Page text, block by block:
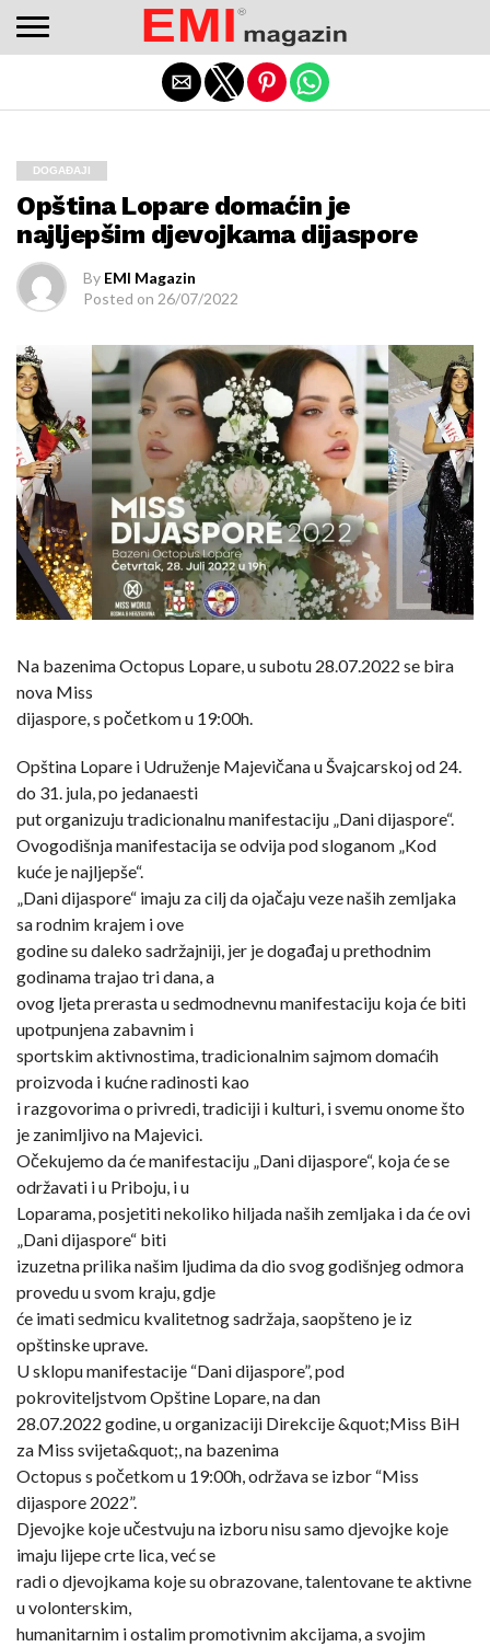
Adres değişikliklerinden haberdar olmak için
kontrol edilmeli.
DOGAĐAJI
Opština Lopare domaćin je
najljepšim djevojkama dijaspore
By EMI Magazin
Posted on 26/07/2022
Na bazenima Octopus Lopare, u subotu 28.07.2022 se bira
nova Miss
dijaspore, s početkom u 19:00h.
Opština Lopare i Udruženje Majevičana u Švajcarskoj od 24.
do 31. jula, po jedanaesti
put organizuju tradicionalnu manifestaciju „Dani dijaspore“.
Ovogodišnja manifestacija se odvija pod sloganom „Kod
kuće je najljepše“.
„Dani dijaspore“ imaju za cilj da ojačaju veze naših zemljaka
sa rodnim krajem i ove
godine su daleko sadržajniji, jer je događaj u prethodnim
godinama trajao tri dana, a
ovog ljeta prerasta u sedmodnevnu manifestaciju koja će biti
upotpunjena zabavnim i
sportskim aktivnostima, tradicionalnim sajmom domaćih
proizvoda i kućne radinosti kao
i razgovorima o privredi, tradiciji i kulturi, i svemu onome što
je zanimljivo na Majevici.
Očekujemo da će manifestaciju „Dani dijaspore“, koja će se
održavati i u Priboju, i u
Loparama, posjetiti nekoliko hiljada naših zemljaka i da će ovi
„Dani dijaspore“ biti
izuzetna prilika našim ljudima da dio svog godišnjeg odmora
provedu u svom kraju, gdje
će imati sedmicu kvalitetnog sadržaja, saopšteno je iz
opštinske uprave.
U sklopu manifestacije “Dani dijaspore”, pod
pokroviteljstvom Opštine Lopare, na dan
28.07.2022 godine, u organizaciji Direkcije &quot;Miss BiH
za Miss svijeta&quot;, na bazenima
Octopus s početkom u 19:00h, održava se izbor “Miss
dijaspore 2022”.
Djevojke koje učestvuju na izboru nisu samo djevojke koje
imaju lijepe crte lica, već se
radi o djevojkama koje su obrazovane, talentovane te aktivne
u volonterskim,
humanitarnim i ostalim promotivnim akcijama, a svojim
Exit mobile version